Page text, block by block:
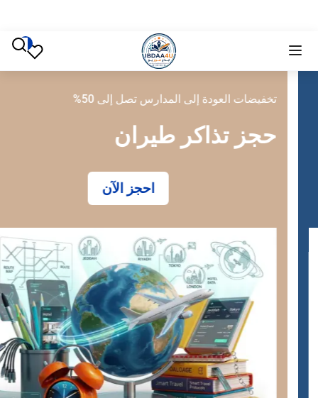
تخفيضات العودة إلى المدارس تصل إلى 50%
حجز تذاكر طيران
احجز الآن